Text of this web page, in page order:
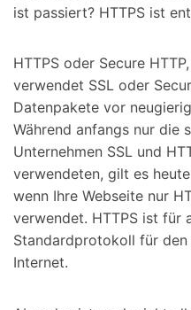
ist passiert? HTTPS ist
HTTPS oder Secure
verwendet SSL oder
Datenpakete vor
Während anfangs nur die
Unternehmen SSL und
verwendeten, gilt es
wenn Ihre Webseite nur
verwendet. HTTPS ist für
Standardprotokoll für
Internet.